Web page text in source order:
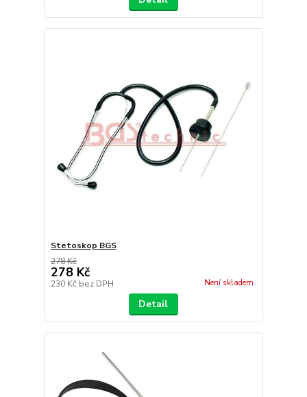
Stetoskop BGS
278 Kč
278 Kč
230 Kč bez DPH Není skladem
Detail